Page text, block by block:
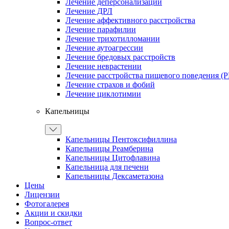
Лечение деперсонализации
Лечение ДРЛ
Лечение аффективного расстройства
Лечение парафилии
Лечение трихотилломании
Лечение аутоагрессии
Лечение бредовых расстройств
Лечение неврастении
Лечение расстройства пищевого поведения
Лечение страхов и фобий
Лечение циклотимии
Капельницы
Капельницы Пентоксифиллина
Капельницы Реамберина
Капельницы Цитофлавина
Капельница для печени
Капельницы Дексаметазона
Цены
Лицензии
Фотогалерея
Акции и скидки
Вопрос-ответ